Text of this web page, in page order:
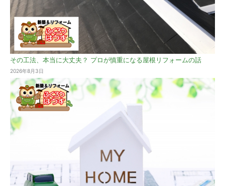
その工法、本当に大丈夫？ プロが慎重になる屋根リフォームの話
2026年8月3日